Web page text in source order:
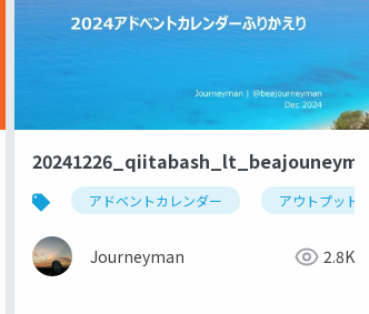
20241226_qiitabash_lt_beajouneyman
アドベントカレンダー アウトプット
Journeyman 2.8K